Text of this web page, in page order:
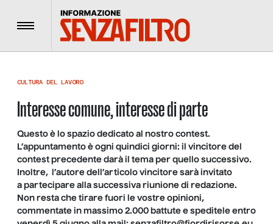
Menu
CULTURA DEL LAVORO
Interesse comune, interesse di parte
Questo è lo spazio dedicato al nostro contest.
L’appuntamento è ogni quindici giorni: il vincitore del
contest precedente darà il tema per quello successivo.
Inoltre, l’autore dell’articolo vincitore sarà invitato
a partecipare alla successiva riunione di redazione.
Non resta che tirare fuori le vostre opinioni,
commentate in massimo 2.000 battute e speditele entro